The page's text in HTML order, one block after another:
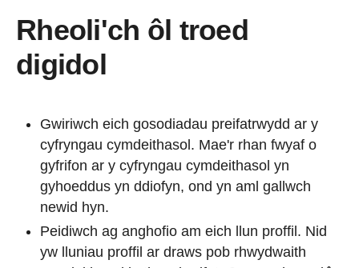
Rheoli'ch ôl troed
digidol
Gwiriwch eich gosodiadau preifatrwydd ar y
cyfryngau cymdeithasol. Mae'r rhan fwyaf o
gyfrifon ar y cyfryngau cymdeithasol yn
gyhoeddus yn ddiofyn, ond yn aml gallwch
newid hyn.
Peidiwch ag anghofio am eich llun proffil. Nid
yw lluniau proffil ar draws pob rhwydwaith